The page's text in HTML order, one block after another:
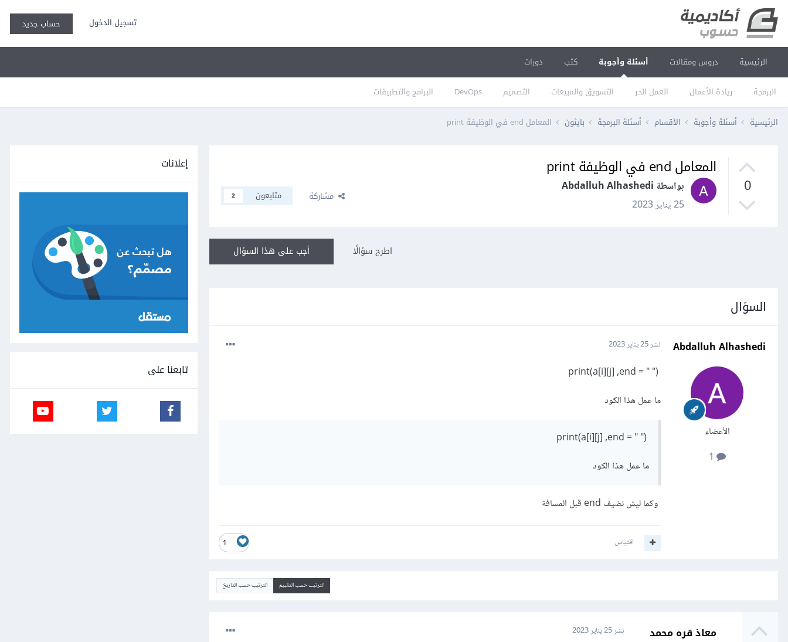
تسجيل الدخول حساب جديد
الرئيسية دروس ومقالات أسئلة وأجوبة
البرمجة ريادة الأعمال العمل الحر التسويق والمبيعات التصميم DevOps البرامج والتطبيقات
كتب دورات
الرئيسية أسئلة وأجوبة الأقسام أسئلة البرمجة بايثون المعامل end في الوظيفة print
0
المعامل end في الوظيفة print
بواسطة Abdalluh Alhashedi
25 يناير 2023
مشاركة متابعون 2
أجب على هذا السؤال اطرح سؤالًا
السؤال
Abdalluh Alhashedi
الأعضاء
نشر25 يناير 2023
ما عمل هذا الكود
ما عمل هذا الكود
وكما ليش نضيف end قبل المسافة
1 اقتباس
الترتيب حسب التقييم الترتيب حسب التاريخ
معاذ قره محمد نشر25 يناير 2023
إعلانات
تابعنا على